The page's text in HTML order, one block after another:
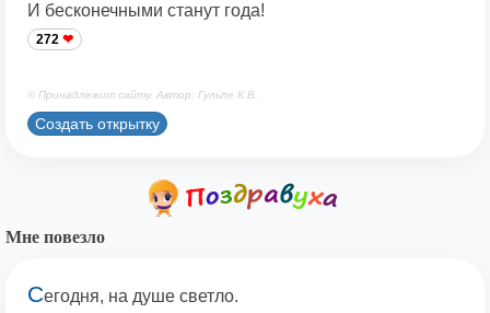
И бесконечными станут года!
272
© Принадлежит сайту. Автор: Гульпе К.В.
Создать открытку
Мне повезло
Сегодня, на душе светло.